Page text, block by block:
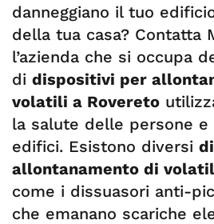
danneggiano il tuo
della tua casa? Contatta
l’azienda che si occupa
di dispositivi per
volatili a Rovereto
la salute delle persone
edifici. Esistono diversi
allontanamento di
come i dissuasori anti-
che emanano scariche